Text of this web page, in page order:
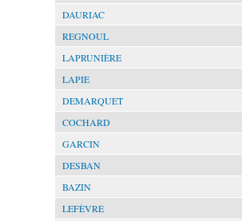
DAURIAC
REGNOUL
LAPRUNIÈRE
LAPIE
DEMARQUET
COCHARD
GARCIN
DESBAN
BAZIN
LEFÈVRE